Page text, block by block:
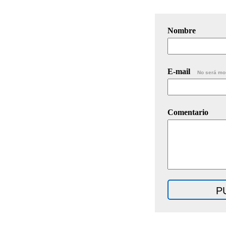
Nombre
E-mail No será
Comentario